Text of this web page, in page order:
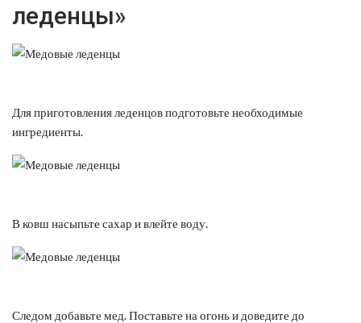
леденцы»
Для приготовления леденцов подготовьте необходимые
ингредиенты.
В ковш насыпьте сахар и влейте воду.
Следом добавьте мед. Поставьте на огонь и доведите до